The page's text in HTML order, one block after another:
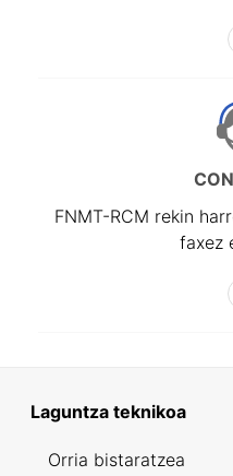
FNMT-RCM rekin
faxez
Laguntza teknikoa
Orria bistaratzea